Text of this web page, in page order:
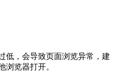
低，会导致页面浏览异常，建
浏览器打开。